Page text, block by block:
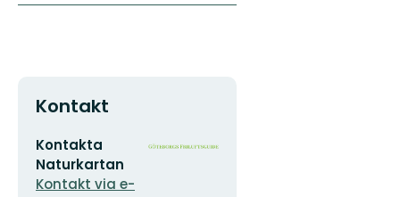
Kontakt
E-
postadress
Kontakta
Naturkartan
Kontakt via e-
Organisationens